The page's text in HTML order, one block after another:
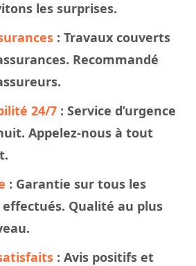
les surprises.
: Travaux couverts
Recommandé
24/7 : Service d’urgence
Appelez-nous à tout
: Garantie sur tous les
Qualité au plus
: Avis positifs et